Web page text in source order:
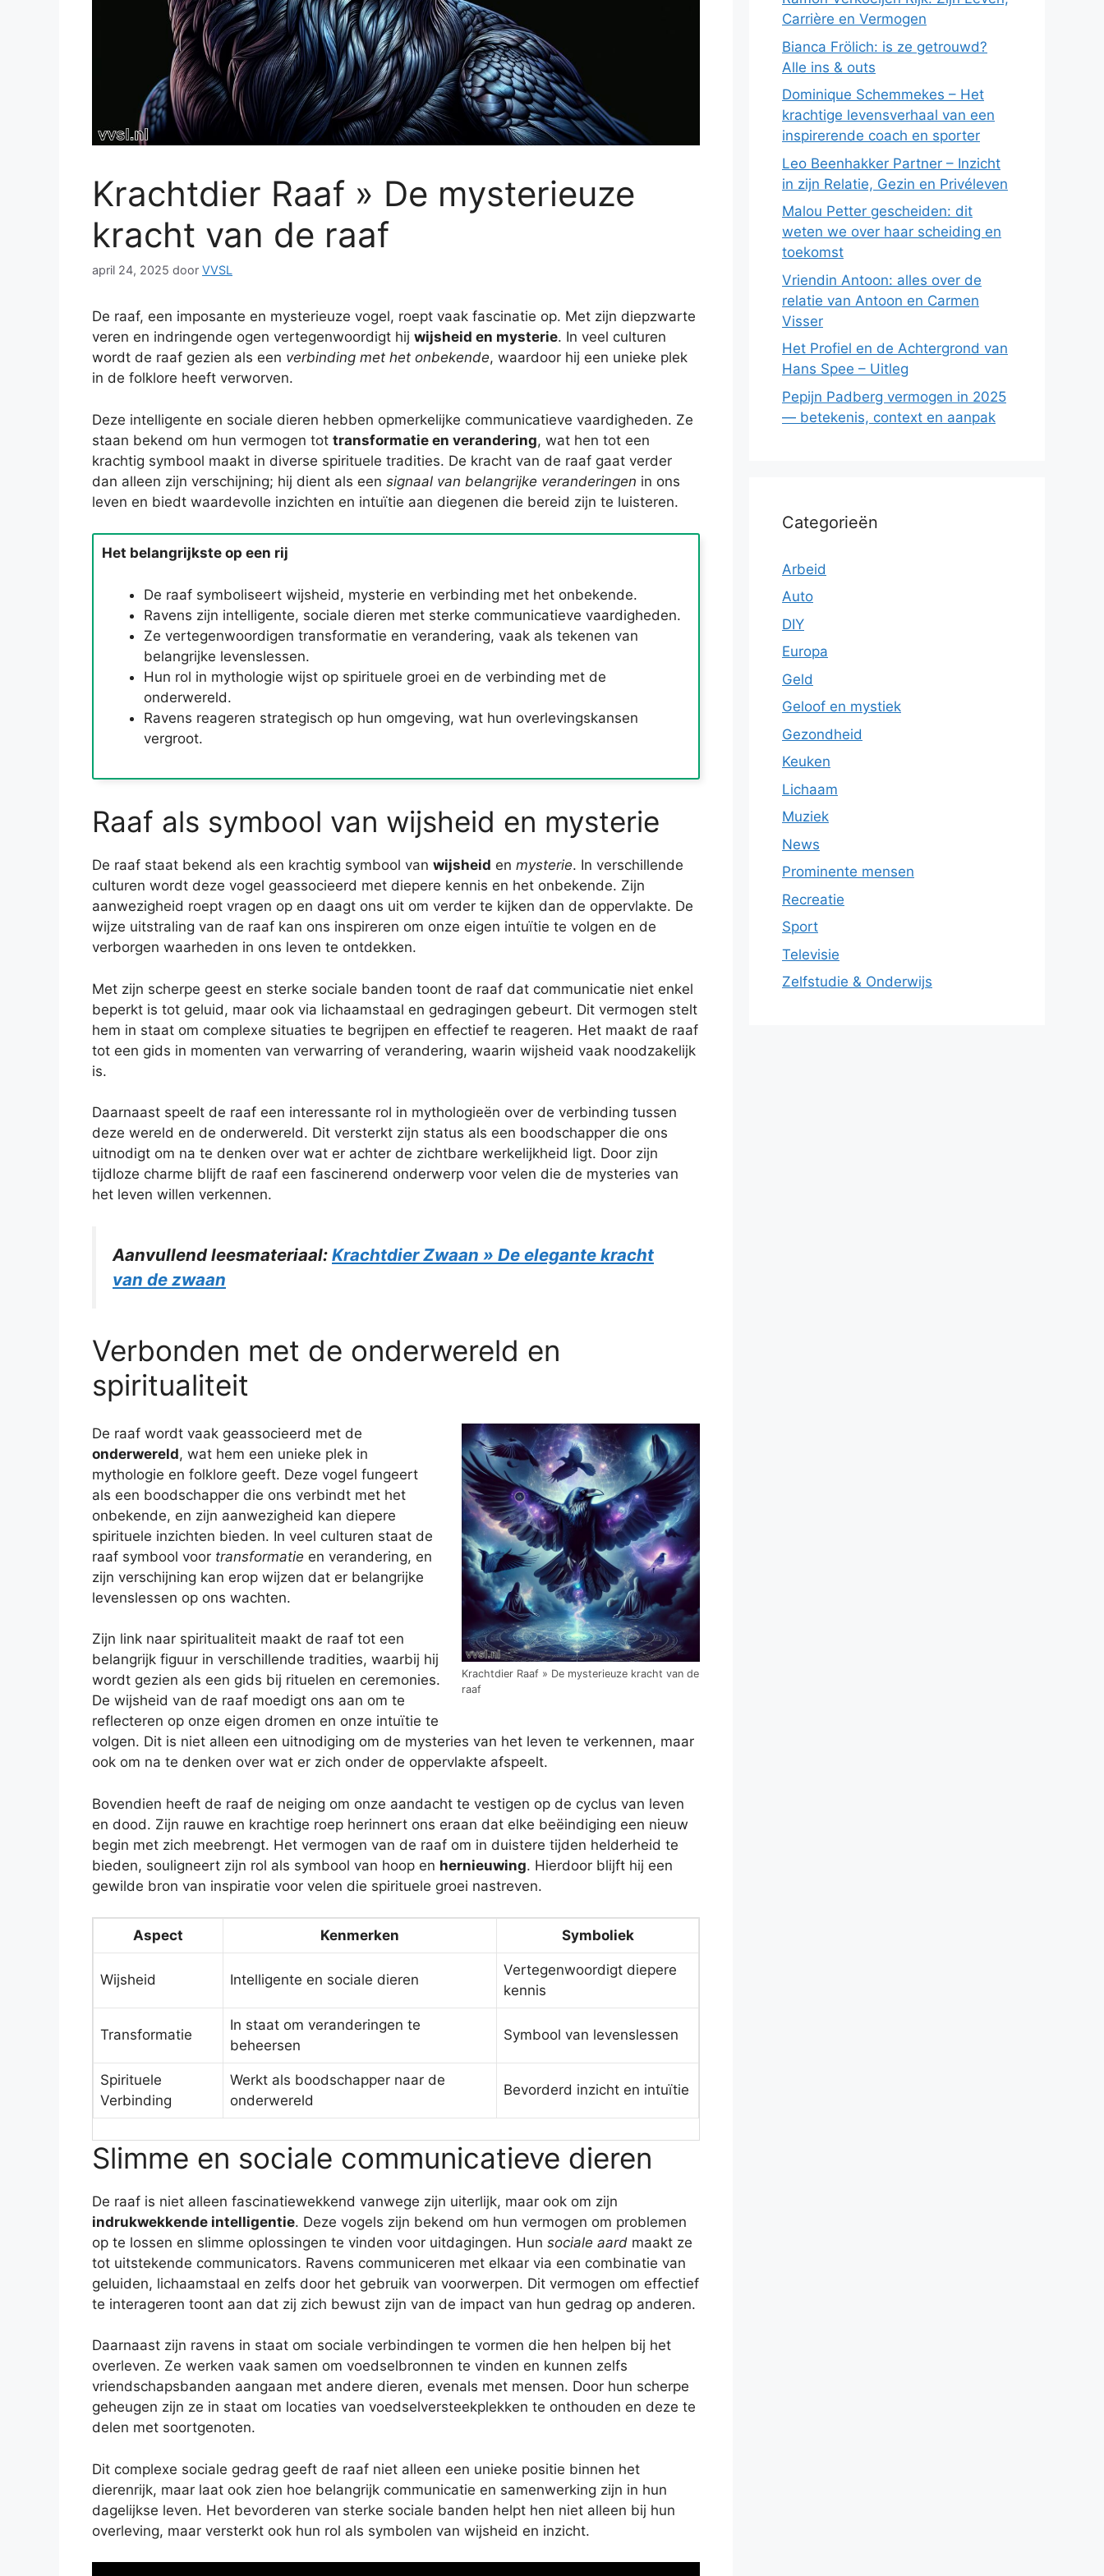
Krachtdier Raaf » De mysterieuze
kracht van de raaf
april 24, 2025 door VVSL
De raaf, een imposante en mysterieuze vogel, roept vaak fascinatie op. Met zijn diepzwarte
veren en indringende ogen vertegenwoordigt hij wijsheid en mysterie. In veel culturen
wordt de raaf gezien als een verbinding met het onbekende, waardoor hij een unieke plek
in de folklore heeft verworven.
Deze intelligente en sociale dieren hebben opmerkelijke communicatieve vaardigheden. Ze
staan bekend om hun vermogen tot transformatie en verandering, wat hen tot een
krachtig symbool maakt in diverse spirituele tradities. De kracht van de raaf gaat verder
dan alleen zijn verschijning; hij dient als een signaal van belangrijke veranderingen in ons
leven en biedt waardevolle inzichten en intuïtie aan diegenen die bereid zijn te luisteren.
Het belangrijkste op een rij
De raaf symboliseert wijsheid, mysterie en verbinding met het onbekende.
Ravens zijn intelligente, sociale dieren met sterke communicatieve vaardigheden.
Ze vertegenwoordigen transformatie en verandering, vaak als tekenen van
belangrijke levenslessen.
Hun rol in mythologie wijst op spirituele groei en de verbinding met de
onderwereld.
Ravens reageren strategisch op hun omgeving, wat hun overlevingskansen
vergroot.
Raaf als symbool van wijsheid en mysterie
De raaf staat bekend als een krachtig symbool van wijsheid en mysterie. In verschillende
culturen wordt deze vogel geassocieerd met diepere kennis en het onbekende. Zijn
aanwezigheid roept vragen op en daagt ons uit om verder te kijken dan de oppervlakte. De
wijze uitstraling van de raaf kan ons inspireren om onze eigen intuïtie te volgen en de
verborgen waarheden in ons leven te ontdekken.
Met zijn scherpe geest en sterke sociale banden toont de raaf dat communicatie niet enkel
beperkt is tot geluid, maar ook via lichaamstaal en gedragingen gebeurt. Dit vermogen stelt
hem in staat om complexe situaties te begrijpen en effectief te reageren. Het maakt de raaf
tot een gids in momenten van verwarring of verandering, waarin wijsheid vaak noodzakelijk
is.
Daarnaast speelt de raaf een interessante rol in mythologieën over de verbinding tussen
deze wereld en de onderwereld. Dit versterkt zijn status als een boodschapper die ons
uitnodigt om na te denken over wat er achter de zichtbare werkelijkheid ligt. Door zijn
tijdloze charme blijft de raaf een fascinerend onderwerp voor velen die de mysteries van
het leven willen verkennen.
Aanvullend leesmateriaal: Krachtdier Zwaan » De elegante kracht
van de zwaan
Verbonden met de onderwereld en
spiritualiteit
Krachtdier Raaf » De mysterieuze kracht van de
raaf
De raaf wordt vaak geassocieerd met de
onderwereld, wat hem een unieke plek in
mythologie en folklore geeft. Deze vogel fungeert
als een boodschapper die ons verbindt met het
onbekende, en zijn aanwezigheid kan diepere
spirituele inzichten bieden. In veel culturen staat de
raaf symbool voor transformatie en verandering, en
zijn verschijning kan erop wijzen dat er belangrijke
levenslessen op ons wachten.
Zijn link naar spiritualiteit maakt de raaf tot een
belangrijk figuur in verschillende tradities, waarbij hij
wordt gezien als een gids bij rituelen en ceremonies.
De wijsheid van de raaf moedigt ons aan om te
reflecteren op onze eigen dromen en onze intuïtie te
volgen. Dit is niet alleen een uitnodiging om de mysteries van het leven te verkennen, maar
ook om na te denken over wat er zich onder de oppervlakte afspeelt.
Bovendien heeft de raaf de neiging om onze aandacht te vestigen op de cyclus van leven
en dood. Zijn rauwe en krachtige roep herinnert ons eraan dat elke beëindiging een nieuw
begin met zich meebrengt. Het vermogen van de raaf om in duistere tijden helderheid te
bieden, souligneert zijn rol als symbool van hoop en hernieuwing. Hierdoor blijft hij een
gewilde bron van inspiratie voor velen die spirituele groei nastreven.
Aspect Kenmerken Symboliek
Wijsheid Intelligente en sociale dieren
Vertegenwoordigt diepere
kennis
Transformatie
In staat om veranderingen te
beheersen
Symbool van levenslessen
Spirituele
Verbinding
Werkt als boodschapper naar de
onderwereld
Bevorderd inzicht en intuïtie
Slimme en sociale communicatieve dieren
De raaf is niet alleen fascinatiewekkend vanwege zijn uiterlijk, maar ook om zijn
indrukwekkende intelligentie. Deze vogels zijn bekend om hun vermogen om problemen
op te lossen en slimme oplossingen te vinden voor uitdagingen. Hun sociale aard maakt ze
tot uitstekende communicators. Ravens communiceren met elkaar via een combinatie van
geluiden, lichaamstaal en zelfs door het gebruik van voorwerpen. Dit vermogen om effectief
te interageren toont aan dat zij zich bewust zijn van de impact van hun gedrag op anderen.
Daarnaast zijn ravens in staat om sociale verbindingen te vormen die hen helpen bij het
overleven. Ze werken vaak samen om voedselbronnen te vinden en kunnen zelfs
vriendschapsbanden aangaan met andere dieren, evenals met mensen. Door hun scherpe
geheugen zijn ze in staat om locaties van voedselversteekplekken te onthouden en deze te
delen met soortgenoten.
Dit complexe sociale gedrag geeft de raaf niet alleen een unieke positie binnen het
dierenrijk, maar laat ook zien hoe belangrijk communicatie en samenwerking zijn in hun
dagelijkse leven. Het bevorderen van sterke sociale banden helpt hen niet alleen bij hun
overleving, maar versterkt ook hun rol als symbolen van wijsheid en inzicht.
Carrière en Vermogen
Bianca Frölich: is ze getrouwd?
Alle ins & outs
Dominique Schemmekes – Het
krachtige levensverhaal van een
inspirerende coach en sporter
Leo Beenhakker Partner – Inzicht
in zijn Relatie, Gezin en Privéleven
Malou Petter gescheiden: dit
weten we over haar scheiding en
toekomst
Vriendin Antoon: alles over de
relatie van Antoon en Carmen
Visser
Het Profiel en de Achtergrond van
Hans Spee – Uitleg
Pepijn Padberg vermogen in 2025
— betekenis, context en aanpak
Categorieën
Arbeid
Auto
DIY
Europa
Geld
Geloof en mystiek
Gezondheid
Keuken
Lichaam
Muziek
News
Prominente mensen
Recreatie
Sport
Televisie
Zelfstudie & Onderwijs